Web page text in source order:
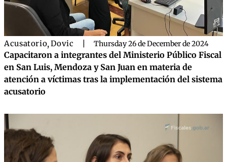
Acusatorio,Dovic Thursday 26 de December de 2024
Capacitaron a integrantes del Ministerio Público Fiscal
en San Luis, Mendoza y San Juan en materia de
atención a víctimas tras la implementación del sistema
acusatorio